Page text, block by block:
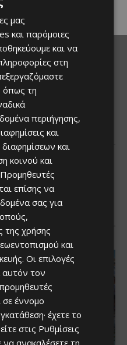
μας
και παρόμοιες
και να
στη
όπως τη
περιήγησης,
και
και
κοινού και
Προμηθευτές
επίσης να
σας για
της χρήσης
και
Οι επιλογές
αυτόν τον
σε έννομο
έχετε το
στις Ρυθμίσεις
να ανακαλέσετε τη